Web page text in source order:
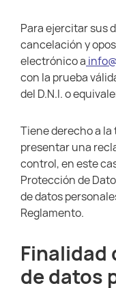
Para ejercitar sus
cancelación y
electrónico a
con la prueba
del D.N.I. o
Tiene derecho a
presentar una
control, en este
Protección de
de datos
Reglamento.
de datos